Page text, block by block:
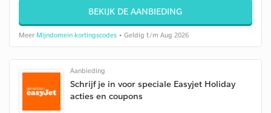
BEKIJK DE AANBIEDING
Meer Mijndomein kortingscodes • Geldig t/m Aug 2026
Aanbieding
Schrijf je in voor speciale Easyjet Holiday
acties en coupons